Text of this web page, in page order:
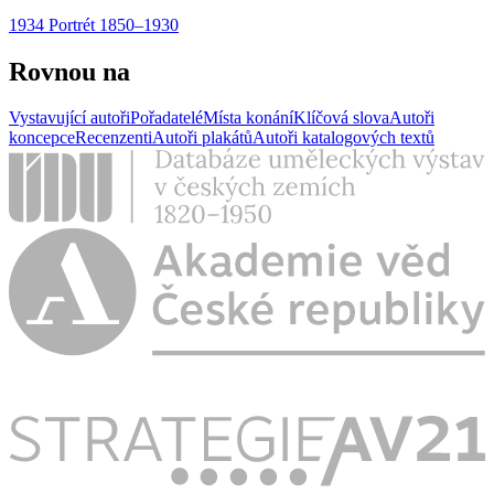
1934 Portrét 1850–1930
Rovnou na
Vystavující autořiPořadateléMísta konáníKlíčová slovaAutoři
koncepceRecenzentiAutoři plakátůAutoři katalogových textů